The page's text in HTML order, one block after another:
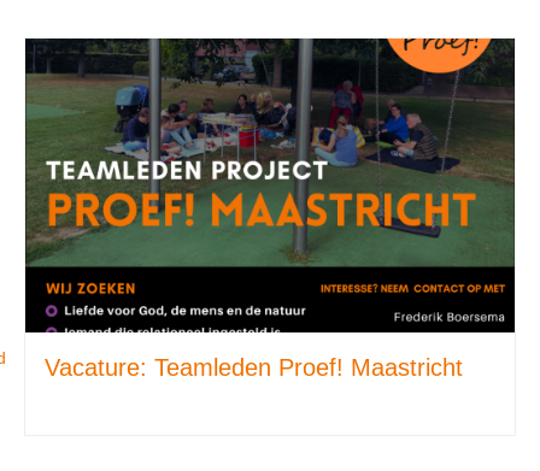
Vacature: Teamleden Proef! Maastricht